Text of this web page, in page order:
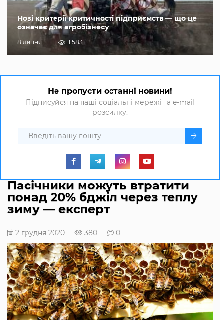
Нові критерії критичності підприємств — що це
означає для агробізнесу
8 липня 1 583
Не пропусти останні новини!
Підписуйся на наші соціальні мережі та e-mail
розсилку.
Пасічники можуть втратити
понад 20% бджіл через теплу
зиму — експерт
2 грудня 2020 380 0